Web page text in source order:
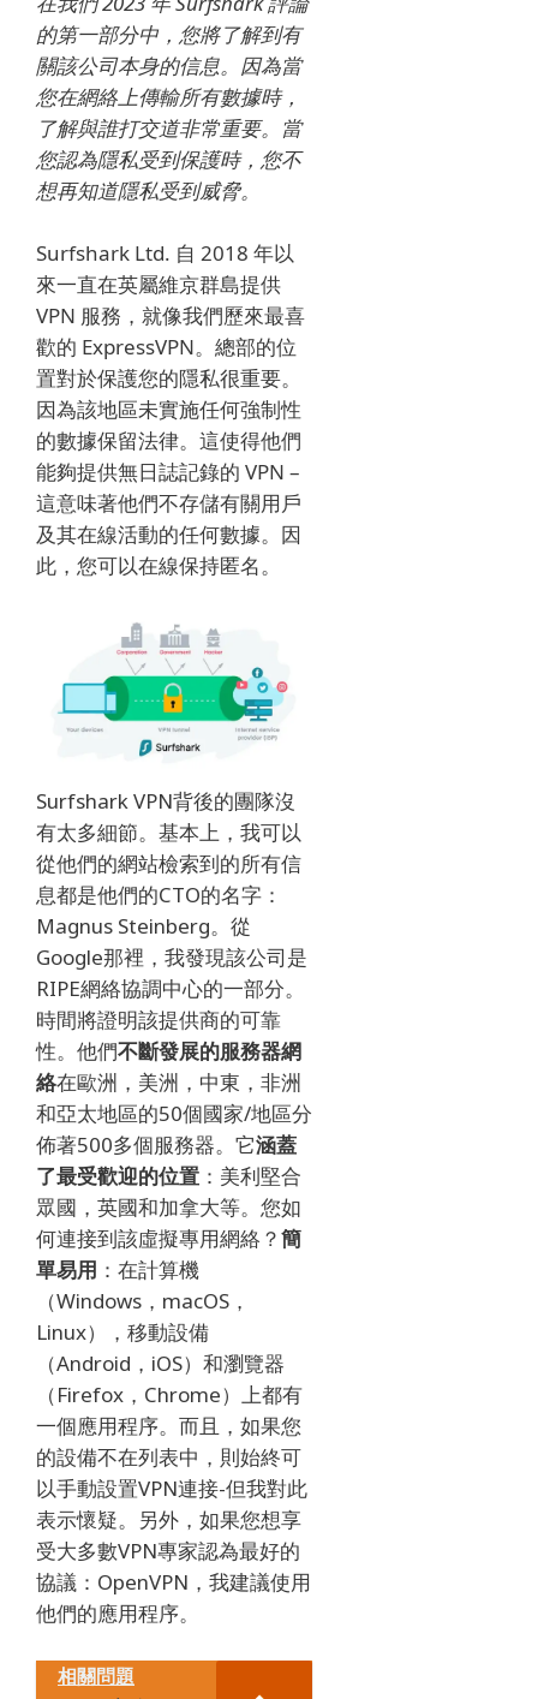
的第一部分中，您將了解到有
關該公司本身的信息。因為當
您在網絡上傳輸所有數據時，
了解與誰打交道非常重要。當
您認為隱私受到保護時，您不
想再知道隱私受到威脅。
Surfshark Ltd. 自 2018 年以
來一直在英屬維京群島提供
VPN 服務，就像我們歷來最喜
歡的 ExpressVPN。總部的位
置對於保護您的隱私很重要。
因為該地區未實施任何強制性
的數據保留法律。這使得他們
能夠提供無日誌記錄的 VPN –
這意味著他們不存儲有關用戶
及其在線活動的任何數據。因
此，您可以在線保持匿名。
Surfshark VPN背後的團隊沒
有太多細節。 基本上，我可以
從他們的網站檢索到的所有信
息都是他們的CTO的名字：
Magnus Steinberg。 從
Google那裡，我發現該公司是
RIPE網絡協調中心的一部分。
時間將證明該提供商的可靠
性。 他們不斷發展的服務器網
絡在歐洲，美洲，中東，非洲
和亞太地區的50個國家/地區分
佈著500多個服務器。 它涵蓋
了最受歡迎的位置 ：美利堅合
眾國，英國和加拿大等。 您如
何連接到該虛擬專用網絡？簡
單易用 ：在計算機
（Windows，macOS，
Linux），移動設備
（Android，iOS）和瀏覽器
（Firefox，Chrome）上都有
一個應用程序。 而且，如果您
的設備不在列表中，則始終可
以手動設置VPN連接-但我對此
表示懷疑。 另外，如果您想享
受大多數VPN專家認為最好的
協議：OpenVPN，我建議使用
他們的應用程序。
相關問題